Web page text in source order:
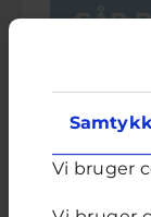
Vi bruger